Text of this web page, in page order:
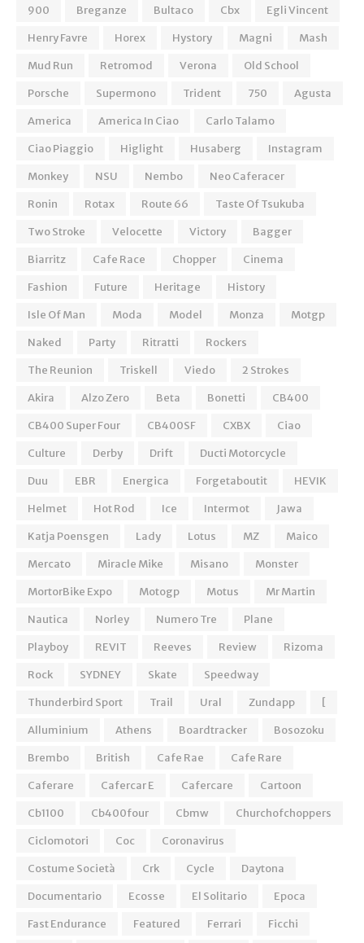
900
Breganze Bultaco Cbx
Egli Vincent
Henry Favre
Horex Hystory Magni
Mash
Mud Run
Retromod Verona
Old School
Porsche
Supermono Trident 750
Agusta
America
America In Ciao
Carlo Talamo
Ciao Piaggio
Higlight Husaberg
Instagram
Monkey
NSU Nembo
Neo Caferacer
Ronin
Rotax Route 66
Taste Of Tsukuba
Two Stroke
Velocette Victory
Bagger
Biarritz
Cafe Race Chopper
Cinema
Fashion
Future Heritage
History
Isle Of Man
Moda Model Monza
Motgp
Naked
Party Ritratti
Rockers
The Reunion
Triskell Viedo
2 Strokes
Akira
Alzo Zero Beta Bonetti
CB400
CB400 Super Four
CB400SF CXBX
Ciao
Culture
Derby Drift
Ducti Motorcycle
Duu
EBR Energica Forgetaboutit
HEVIK
Helmet
Hot Rod Ice Intermot
Jawa
Katja Poensgen
Lady Lotus MZ
Maico
Mercato
Miracle Mike Misano
Monster
MortorBike Expo
Motogp Motus
Mr Martin
Nautica
Norley Numero Tre
Plane
Playboy
REVIT Reeves Review
Rizoma
Rock
SYDNEY Skate
Speedway
Thunderbird Sport
Trail Ural Zundapp
[
Alluminium
Athens Boardtracker
Bosozoku
Brembo
British Cafe Rae
Cafe Rare
Caferare
Cafercar E Cafercare
Cartoon
Cb1100
Cb400four Cbmw
Churchofchoppers
Ciclomotori
Coc
Coronavirus
Costume Società
Crk Cycle
Daytona
Documentario
Ecosse El Solitario
Epoca
Fast Endurance
Featured Ferrari
Ficchi